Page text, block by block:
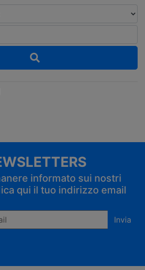
informato sui nostri
qui il tuo indirizzo email
Invia